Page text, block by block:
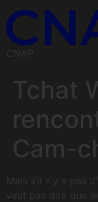
CNAP
Tchat
Cam-
Mais s’il n’y a pas
veut pas dire que